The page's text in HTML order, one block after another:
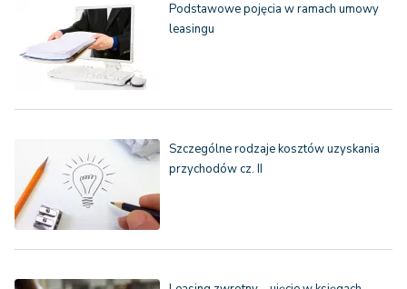
Podstawowe pojęcia w ramach umowy
leasingu
Szczególne rodzaje kosztów uzyskania
przychodów cz. II